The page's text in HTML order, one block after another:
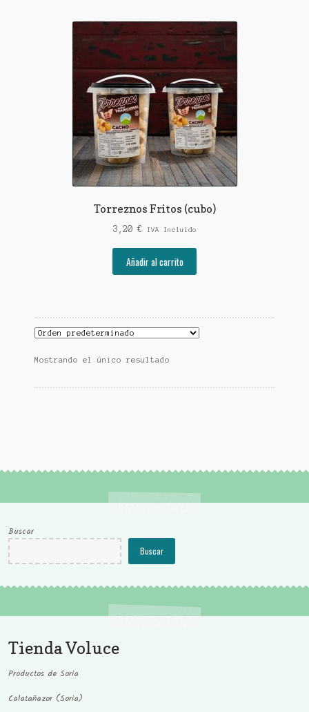
Torreznos Fritos (cubo)
3,20 € IVA Incluido
Añadir al carrito
Mostrando el único resultado
Buscar
Buscar
Tienda Voluce
Productos de Soria
Calatañazor (Soria)